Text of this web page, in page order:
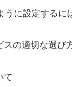
に設定するに
の適切な選び
て